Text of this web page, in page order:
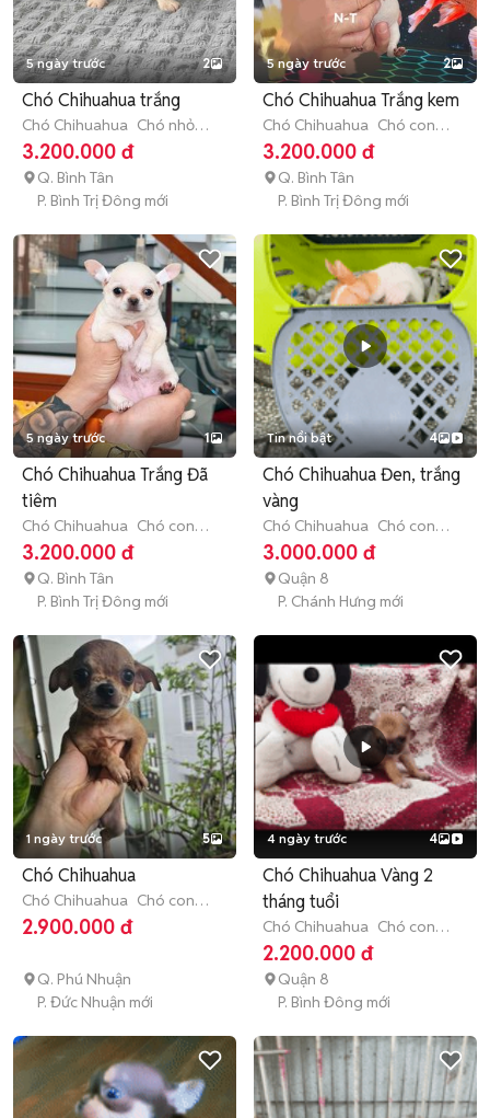
5 ngày trước 2
Chó Chihuahua trắng
Chó Chihuahua Chó nhỏ
(dưới 1 năm tuổi)
3.200.000 đ
Q. Bình Tân
P. Bình Trị Đông mới
5 ngày trước 2
Chó Chihuahua Trắng kem
Chó Chihuahua Chó con
(dưới 3 tháng tuổi)
3.200.000 đ
Q. Bình Tân
P. Bình Trị Đông mới
5 ngày trước 1
Chó Chihuahua Trắng Đã
tiêm
Chó Chihuahua Chó con
(dưới 3 tháng tuổi)
3.200.000 đ
Q. Bình Tân
P. Bình Trị Đông mới
Tin nổi bật 4
Chó Chihuahua Đen, trắng
vàng
Chó Chihuahua Chó con
(dưới 3 tháng tuổi)
3.000.000 đ
Quận 8
P. Chánh Hưng mới
1 ngày trước 5
Chó Chihuahua
Chó Chihuahua Chó con
(dưới 3 tháng tuổi)
2.900.000 đ
Q. Phú Nhuận
P. Đức Nhuận mới
4 ngày trước 4
Chó Chihuahua Vàng 2
tháng tuổi
Chó Chihuahua Chó con
(dưới 3 tháng tuổi)
2.200.000 đ
Quận 8
P. Bình Đông mới